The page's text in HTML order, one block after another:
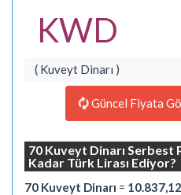
KWD
( Kuveyt Dinarı )
Güncel Fiyata
70 Kuveyt Dinarı Serbest
Kadar Türk Lirası Ediyor?
70 Kuveyt Dinarı =